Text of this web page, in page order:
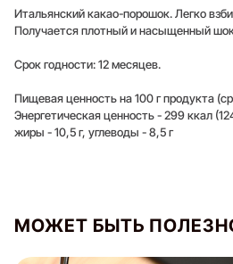
Итальянский какао-порошок. Легко
Получается плотный и насыщенный
Срок годности: 12 месяцев.
Пищевая ценность на 100 г продукта
Энергетическая ценность - 299 ккал
жиры - 10,5 г, углеводы - 8,5 г
Для того, чтобы оставить
МОЖЕТ БЫТЬ